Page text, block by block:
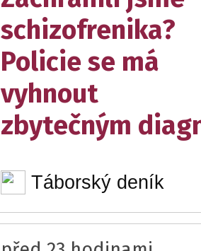
schizofrenika?
Policie se má
vyhnout
zbytečným
Táborský deník